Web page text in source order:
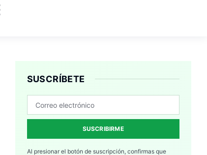
SUSCRÍBETE
SUSCRIBIRME
Al presionar el botón de suscripción, confirmas que